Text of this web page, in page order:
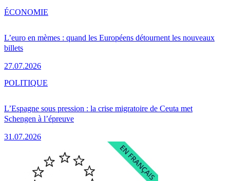
L’euro en mèmes : quand les Européens détournent les nouveaux
billets
27.07.2026
ÉCONOMIE
L’Espagne sous pression : la crise migratoire de Ceuta met
Schengen à l’épreuve
31.07.2026
POLITIQUE